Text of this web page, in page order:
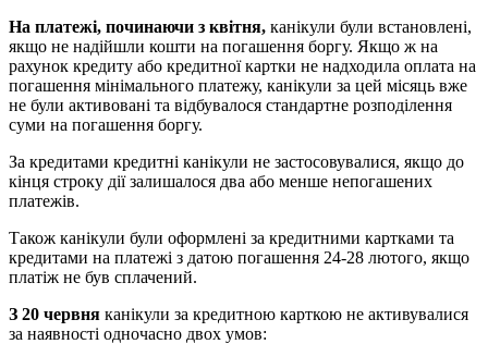
На платежі, починаючи з квітня, канікули були встановлені,
якщо не надійшли кошти на погашення боргу. Якщо ж на
рахунок кредиту або кредитної картки не надходила оплата на
погашення мінімального платежу, канікули за цей місяць вже
не були активовані та відбувалося стандартне розподілення
суми на погашення боргу.
За кредитами кредитні канікули не застосовувалися, якщо до
кінця строку дії залишалося два або менше непогашених
платежів.
Також канікули були оформлені за кредитними картками та
кредитами на платежі з датою погашення 24-28 лютого, якщо
платіж не був сплачений.
З 20 червня канікули за кредитною карткою не активувалися
за наявності одночасно двох умов: